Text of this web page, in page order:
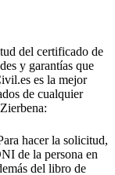
del certificado de
y garantías que
es la mejor
de cualquier
:
hacer la solicitud,
de la persona en
del libro de